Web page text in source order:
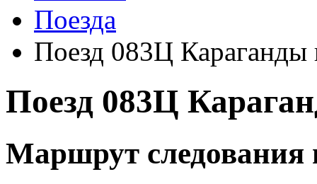
Поезда
Поезд 083Ц Караганды
Поезд 083Ц
Маршрут следования